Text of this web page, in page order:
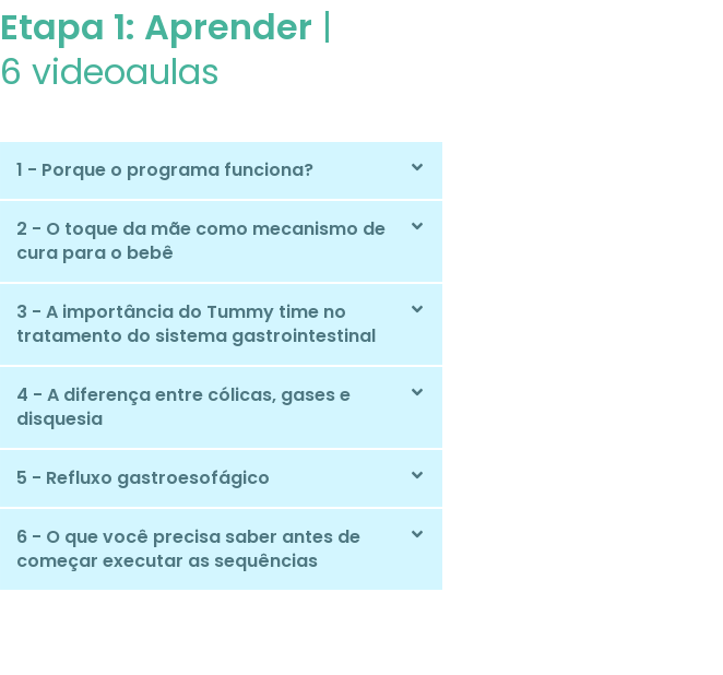
Etapa 1: Aprender |
6 videoaulas
1 - Porque o programa funciona?
2 - O toque da mãe como mecanismo de
cura para o bebê
3 - A importância do Tummy time no
tratamento do sistema gastrointestinal
4 - A diferença entre cólicas, gases e
disquesia
5 - Refluxo gastroesofágico
6 - O que você precisa saber antes de
começar executar as sequências